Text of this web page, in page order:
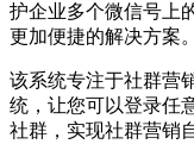
护企业多个微信号上
更加便捷的解决方案。
该系统专注于社群营
统，让您可以登录任
社群，实现社群营销